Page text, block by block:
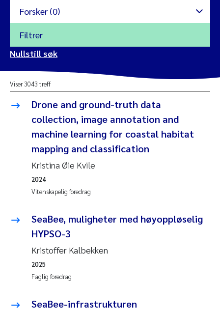
2024
2023
2022
2021
2020
2019
2017
Forsker (0)
Yan Lin
Kristina Øie Kvile
Marianne Stave Sekkenes
Charles Patrick Lavin
Eirin Aasland
Julia Szulecka
Filtrer
Nullstill søk
Viser 3043 treff
Drone and ground-truth data
collection, image annotation and
machine learning for coastal habitat
mapping and classification
Kristina Øie Kvile
Vitenskapelig foredrag
2024
SeaBee, muligheter med høyoppløselig
HYPSO-3
Kristoffer Kalbekken
Faglig foredrag
2025
SeaBee-infrastrukturen